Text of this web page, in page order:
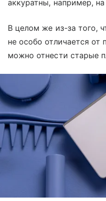
аккуратны, например,
В целом же из-за того,
не особо отличается от
можно отнести старые